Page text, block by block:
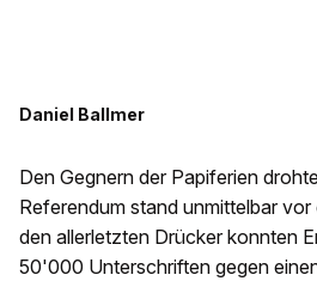
Daniel Ballmer
Den Gegnern der Papiferien
Referendum stand unmittelbar
den allerletzten Drücker konnten
50'000 Unterschriften gegen